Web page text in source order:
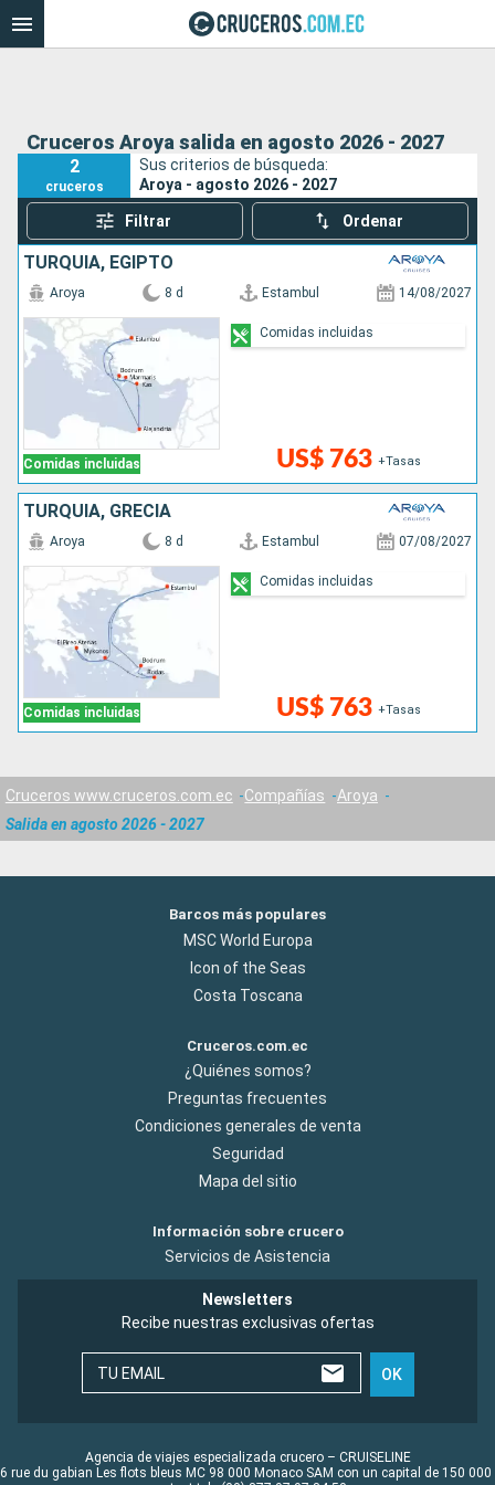
Cruceros Aroya salida en agosto 2026 - 2027
2
cruceros
Sus criterios de búsqueda:
Aroya - agosto 2026 - 2027
Filtrar Ordenar
TURQUÍA, EGIPTO
Comidas incluidas
Aroya 8 d Estambul 14/08/2027
US$ 763 +Tasas
Comidas incluidas
TURQUÍA, GRECIA
Comidas incluidas
Aroya 8 d Estambul 07/08/2027
US$ 763 +Tasas
Comidas incluidas
Cruceros www.cruceros.com.ec Compañías
Aroya
Salida en agosto 2026 - 2027
Barcos más populares
MSC World Europa
Icon of the Seas
Costa Toscana
Cruceros.com.ec
¿Quiénes somos?
Preguntas frecuentes
Condiciones generales de venta
Seguridad
Mapa del sitio
Información sobre crucero
Servicios de Asistencia
Newsletters
Recibe nuestras exclusivas ofertas
TU EMAIL OK
Agencia de viajes especializada crucero – CRUISELINE
rue du gabian Les flots bleus MC 98 000 Monaco SAM con un capital de 150 000